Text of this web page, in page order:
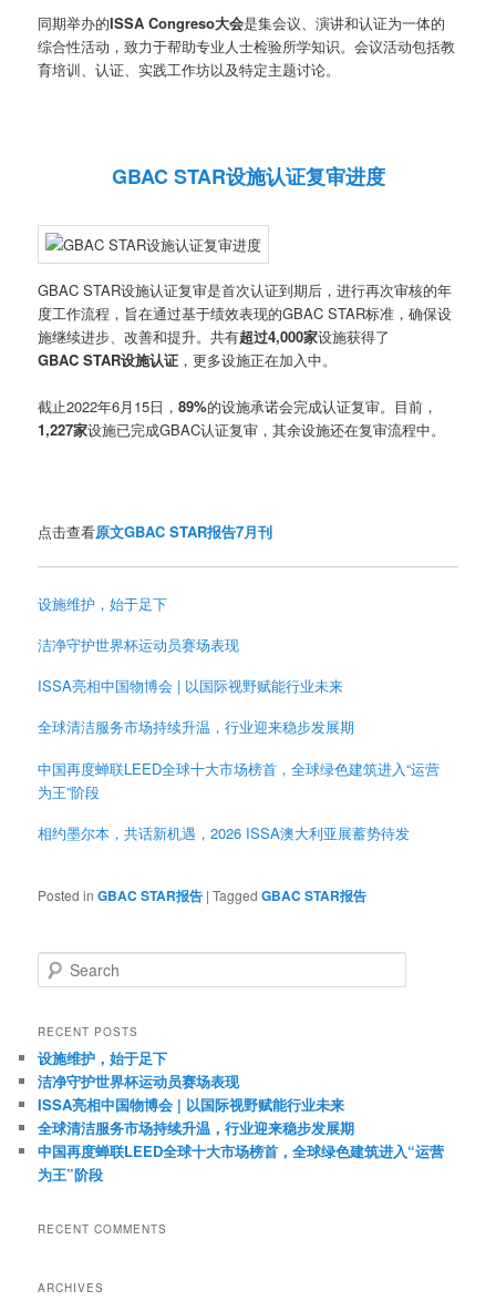
同期举办的ISSA Congreso大会是集会议、演讲和认证为一体的
综合性活动，致力于帮助专业人士检验所学知识。会议活动包括教
育培训、认证、实践工作坊以及特定主题讨论。
GBAC STAR设施认证复审进度
GBAC STAR设施认证复审是首次认证到期后，进行再次审核的年
度工作流程，旨在通过基于绩效表现的GBAC STAR标准，确保设
施继续进步、改善和提升。共有超过4,000家设施获得了
GBAC STAR设施认证 ，更多设施正在加入中。
截止2022年6月15日，89%的设施承诺会完成认证复审。目前，
1,227家设施已完成GBAC认证复审，其余设施还在复审流程中。
点击查看原文GBAC STAR报告7月刊
设施维护，始于足下
洁净守护世界杯运动员赛场表现
ISSA亮相中国物博会 | 以国际视野赋能行业未来
全球清洁服务市场持续升温，行业迎来稳步发展期
中国再度蝉联LEED全球十大市场榜首，全球绿色建筑进入“运营
为王”阶段
相约墨尔本，共话新机遇，2026 ISSA澳大利亚展蓄势待发
Posted in GBAC STAR报告 |Tagged GBAC STAR报告
e
r
c
h
RECENT POSTS
设施维护，始于足下
洁净守护世界杯运动员赛场表现
ISSA亮相中国物博会 | 以国际视野赋能行业未来
全球清洁服务市场持续升温，行业迎来稳步发展期
中国再度蝉联LEED全球十大市场榜首，全球绿色建筑进入“运营
为王”阶段
RECENT COMMENTS
ARCHIVES